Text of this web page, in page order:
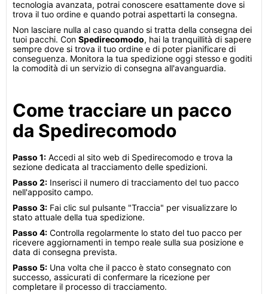
tecnologia avanzata, potrai conoscere esattamente dove si
trova il tuo ordine e quando potrai aspettarti la consegna.
Non lasciare nulla al caso quando si tratta della consegna dei
tuoi pacchi. Con Spedirecomodo, hai la tranquillità di sapere
sempre dove si trova il tuo ordine e di poter pianificare di
conseguenza. Monitora la tua spedizione oggi stesso e goditi
la comodità di un servizio di consegna all'avanguardia.
Come tracciare un pacco
da Spedirecomodo
Passo 1: Accedi al sito web di Spedirecomodo e trova la
sezione dedicata al tracciamento delle spedizioni.
Passo 2: Inserisci il numero di tracciamento del tuo pacco
nell'apposito campo.
Passo 3: Fai clic sul pulsante "Traccia" per visualizzare lo
stato attuale della tua spedizione.
Passo 4: Controlla regolarmente lo stato del tuo pacco per
ricevere aggiornamenti in tempo reale sulla sua posizione e
data di consegna prevista.
Passo 5: Una volta che il pacco è stato consegnato con
successo, assicurati di confermare la ricezione per
completare il processo di tracciamento.